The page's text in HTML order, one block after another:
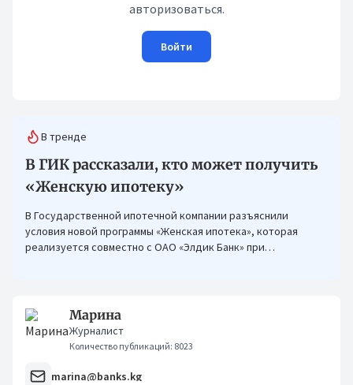
авторизоваться.
Войти
В тренде
В ГИК рассказали, кто может получить
«Женскую ипотеку»
В Государственной ипотечной компании разъяснили
условия новой программы «Женская ипотека», которая
реализуется совместно с ОАО «Элдик Банк» при
Марина
Журналист
Количество публикаций: 8023
marina@banks.kg